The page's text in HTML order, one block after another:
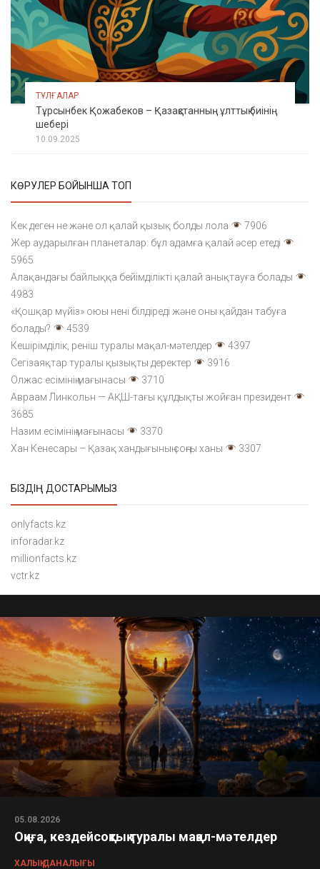
ТҰЛҒАЛАР
Тұрсынбек Қожабеков – Қазақстанның ұлттық биінің
шебері
10.09.2025
КӨРУЛЕР БОЙЫНША ТОП
Кек деген не және ол қалай қызық болды лола
7906
Жер аударылған планеталар: бұл адамға қалай әсер етеді
5965
Алақандағы байлыққа бейімділікті қалай анықтауға болады
4983
«Қошқар мүйіз» оюы нені білдіреді және оны қайдан табуға
болады?
4539
Кешірімділік, реніш туралы мақал-мәтелдер
4397
Сегізаяқтар туралы қызықты деректер
3916
Олжас есімінің мағынасы
3710
Авраам Линкольн — АҚШ-тағы құлдықты жойған президент
3685
Назим есімінің мағынасы
3370
Хан Кенесары – Қазақ хандығының соңғы ханы
3307
БІЗДІҢ ДОСТАРЫМЫЗ
onlyfacts.kz
inforadar.kz
millionfacts.kz
vctr.kz
05.08.2026
Оқиға, кездейсоқтық туралы мақал-мәтелдер
ХАЛЫҚ ДАНАЛЫҒЫ